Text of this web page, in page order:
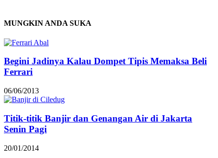
MUNGKIN ANDA SUKA
Begini Jadinya Kalau Dompet Tipis Memaksa Beli
Ferrari
06/06/2013
Titik-titik Banjir dan Genangan Air di Jakarta
Senin Pagi
20/01/2014